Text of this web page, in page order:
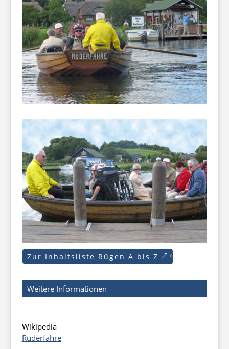
Zur Inhaltsliste Rügen A bis Z
Weitere Informationen
Wikipedia
Ruderfähre